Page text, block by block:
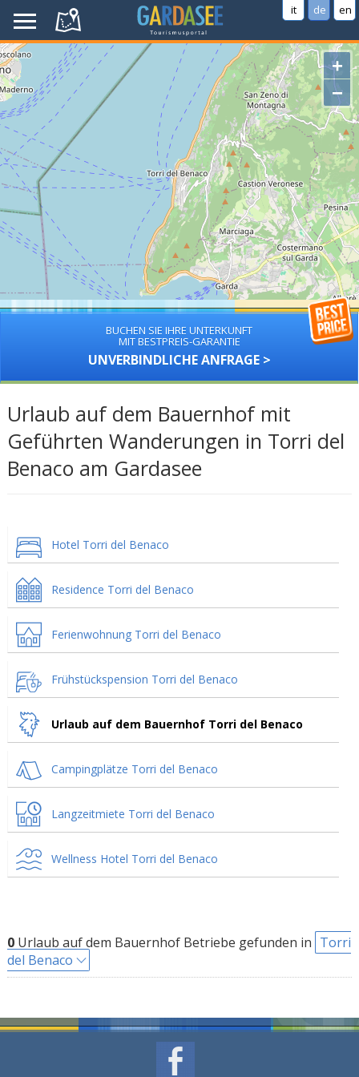
it de en
+
−
BUCHEN SIE IHRE UNTERKUNFT
MIT BESTPREIS-GARANTIE
UNVERBINDLICHE ANFRAGE >
Urlaub auf dem Bauernhof mit
Geführten Wanderungen in Torri del
Benaco am Gardasee
Hotel Torri del Benaco
Residence Torri del Benaco
Ferienwohnung Torri del Benaco
Frühstückspension Torri del Benaco
Urlaub auf dem Bauernhof Torri del Benaco
Campingplätze Torri del Benaco
Langzeitmiete Torri del Benaco
Wellness Hotel Torri del Benaco
0Urlaub auf dem Bauernhof Betriebe gefunden in Torri
del Benaco